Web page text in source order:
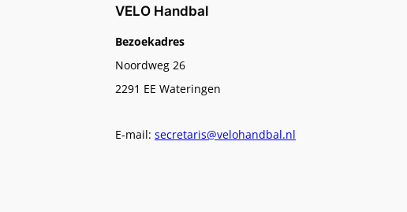
VELO Handbal
Bezoekadres
Noordweg 26
2291 EE Wateringen
E-mail: secretaris@velohandbal.nl